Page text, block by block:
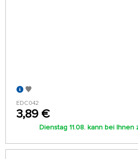
EDC042
3,89 €
Dienstag 11.08. kann bei Ihnen